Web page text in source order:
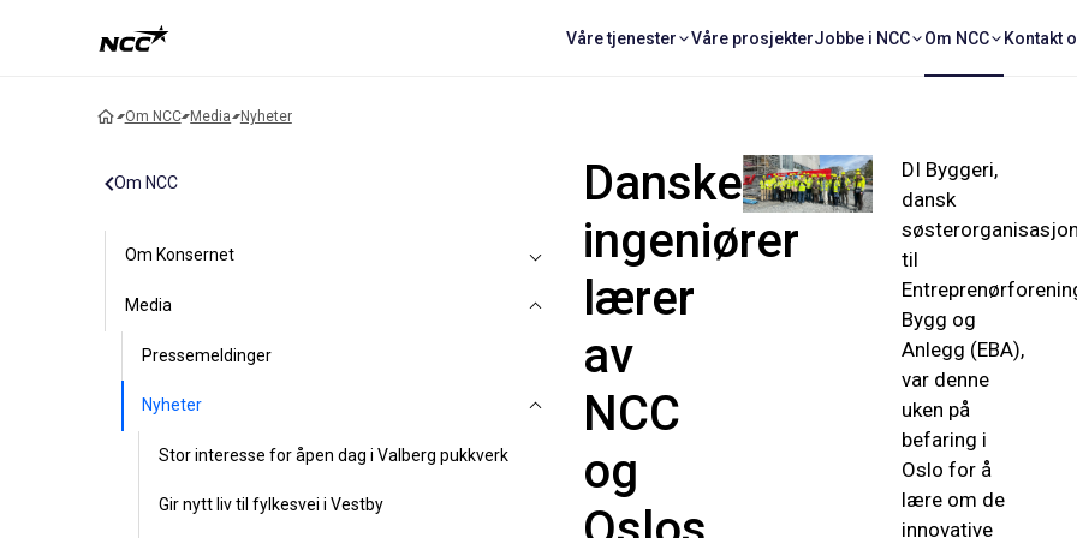
Våre tjenester Våre prosjekterJobbe i NCC Om NCC Kontakt
Om NCC Media Nyheter
Om NCC
Om Konsernet
Media
Pressemeldinger
Nyheter
Stor interesse for åpen dag i Valberg pukkverk
Gir nytt liv til fylkesvei i Vestby
Danske
ingeniører
lærer
av
NCC
og
DI Byggeri,
dansk
søsterorganisasjon
til
Bygg og
Anlegg (EBA),
var denne
uken på
befaring i
Oslo for å
lære om de
innovative